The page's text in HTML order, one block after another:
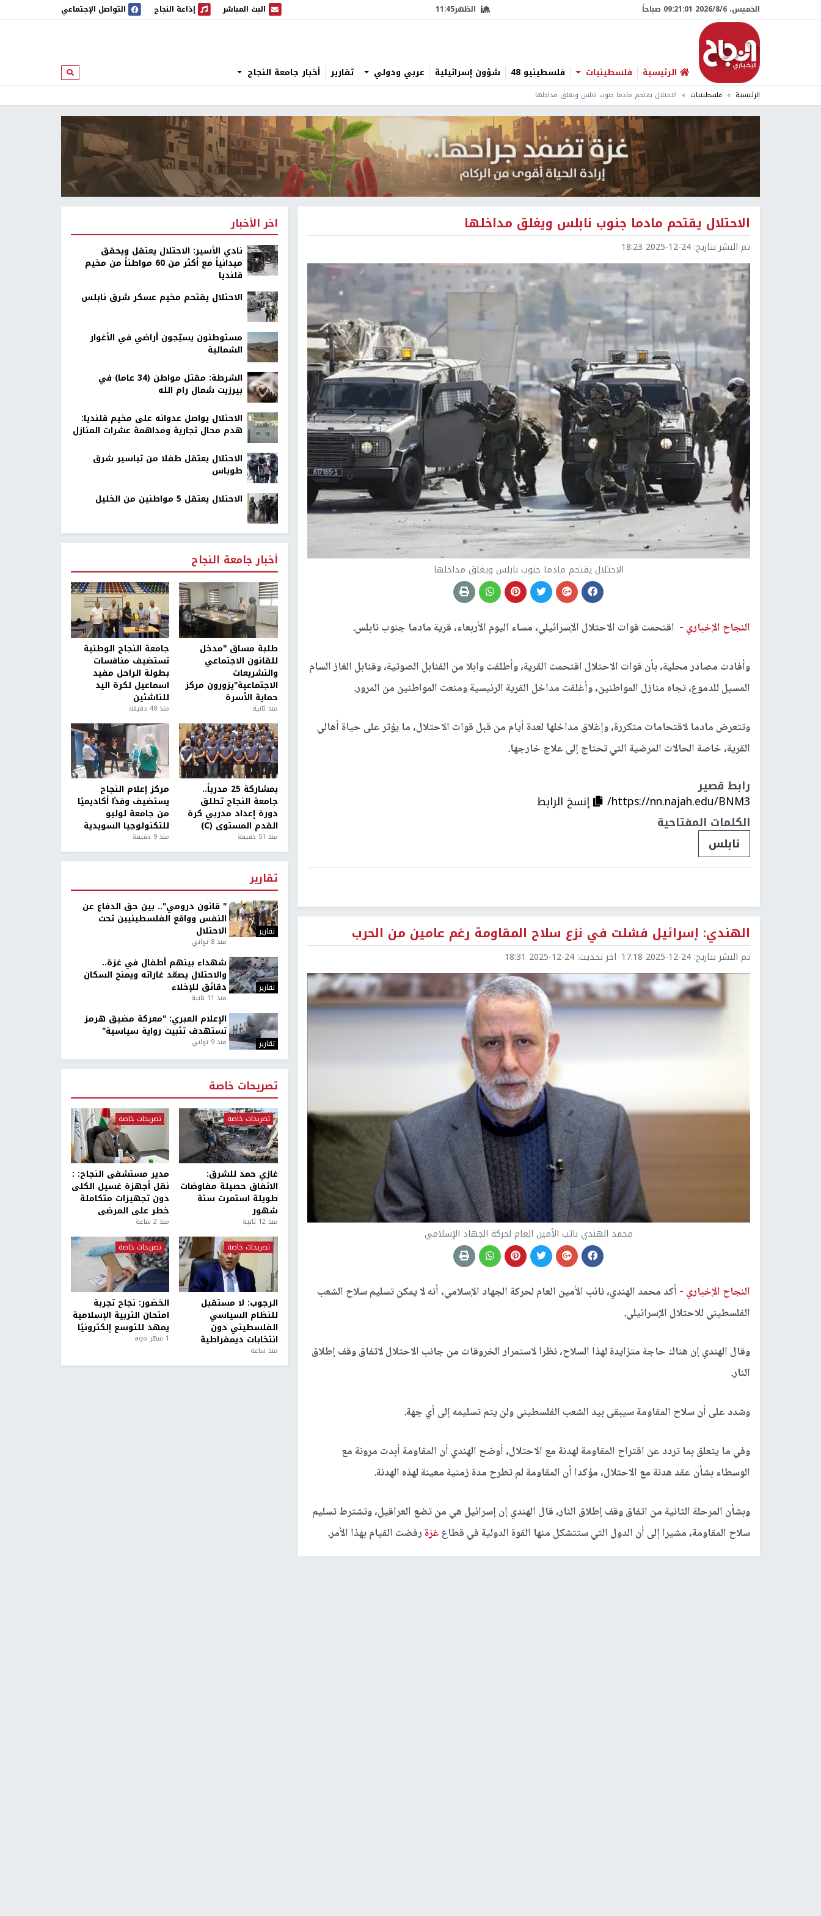
الخميس، 6/‏8/‏2026 09:21:02 صباحاً الظهر11:45 البث المباشر
البث المباشر إذاعة النجاح
إذاعة النجاح التواصل الإجتماعي
الرئيسية فلسطينيات فلسطينيو 48 شؤون إسرائيلية عربي ودولي تقارير أخبار جامعة النجاح ابحث
الرئيسية فلسطينيات الاحتلال يقتحم مادما جنوب نابلس ويغلق مداخلها
الاحتلال يقتحم مادما جنوب نابلس ويغلق مداخلها
تم النشر بتاريخ: 2025-12-24 18:23
الاحتلال يقتحم مادما جنوب نابلس ويغلق مداخلها
النجاح الإخباري - اقتحمت قوات الاحتلال الإسرائيلي، مساء اليوم الأربعاء، قرية مادما جنوب نابلس.
وأفادت مصادر محلية، بأن قوات الاحتلال اقتحمت القرية، وأطلقت وابلا من القنابل الصوتية، وقنابل الغاز السام
المسيل للدموع، تجاه منازل المواطنين، وأغلقت مداخل القرية الرئيسية ومنعت المواطنين من المرور.
وتتعرض مادما لاقتحامات متكررة، وإغلاق مداخلها لعدة أيام من قبل قوات الاحتلال، ما يؤثر على حياة أهالي
القرية، خاصة الحالات المرضية التي تحتاج إلى علاج خارجها.
رابط قصير
https://nn.najah.edu/BNM3/
إنسخ الرابط
الكلمات المفتاحية
نابلس
الهندي: إسرائيل فشلت في نزع سلاح المقاومة رغم عامين من الحرب
تم النشر بتاريخ: 2025-12-24 17:18 اخر تحديث: 2025-12-24 18:31
محمد الهندي نائب الأمين العام لحركة الجهاد الإسلامي
النجاح الإخباري - أكد محمد الهندي، نائب الأمين العام لحركة الجهاد الإسلامي، أنه لا يمكن تسليم سلاح الشعب
الفلسطيني للاحتلال الإسرائيلي.
وقال الهندي إن هناك حاجة متزايدة لهذا السلاح، نظرا لاستمرار الخروقات من جانب الاحتلال لاتفاق وقف إطلاق
النار.
وشدد على أن سلاح المقاومة سيبقى بيد الشعب الفلسطيني ولن يتم تسليمه إلى أي جهة.
وفي ما يتعلق بما تردد عن اقتراح المقاومة لهدنة مع الاحتلال، أوضح الهندي أن المقاومة أبدت مرونة مع
الوسطاء بشأن عقد هدنة مع الاحتلال، مؤكدا أن المقاومة لم تطرح مدة زمنية معينة لهذه الهدنة.
وبشأن المرحلة الثانية من اتفاق وقف إطلاق النار، قال الهندي إن إسرائيل هي من تضع العراقيل، وتشترط تسليم
سلاح المقاومة، مشيرا إلى أن الدول التي ستتشكل منها القوة الدولية في قطاع غزة رفضت القيام بهذا الأمر.
اخر الأخبار
نادي الأسير: الاحتلال يعتقل ويحقق
ميدانياً مع أكثر من 60 مواطناً من مخيم
قلنديا
الاحتلال يقتحم مخيم عسكر شرق نابلس
مستوطنون يسيّجون أراضي في الأغوار
الشمالية
الشرطة: مقتل مواطن (34 عاما) في
بيرزيت شمال رام الله
الاحتلال يواصل عدوانه على مخيم قلنديا:
هدم محال تجارية ومداهمة عشرات المنازل
الاحتلال يعتقل طفلا من تياسير شرق
طوباس
الاحتلال يعتقل 5 مواطنين من الخليل
أخبار جامعة النجاح
طلبة مساق "مدخل
للقانون الاجتماعي
والتشريعات
الاجتماعية"يزورون مركز
حماية الأسرة
منذ ثانية
جامعة النجاح الوطنية
تستضيف منافسات
بطولة الراحل مفيد
اسماعيل لكرة اليد
للناشئين
منذ 48 دقيقة
بمشاركة 25 مدرباً..
جامعة النجاح تطلق
دورة إعداد مدربي كرة
القدم المستوى (C)
منذ 51 دقيقة
مركز إعلام النجاح
يستضيف وفدًا أكاديميًا
من جامعة لوليو
للتكنولوجيا السويدية
منذ 9 دقيقة
تقارير
تقارير
" قانون درومي".. بين حق الدفاع عن
النفس وواقع الفلسطينيين تحت
الاحتلال
منذ 8 ثواني
تقارير
شهداء بينهم أطفال في غزة..
والاحتلال يصعّد غاراته ويمنح السكان
دقائق للإخلاء
منذ 11 ثانية
تقارير
الإعلام العبري: "معركة مضيق هرمز
تستهدف تثبيت رواية سياسية"
منذ 9 ثواني
تصريحات خاصة
تصريحات خاصة
غازي حمد للشرق:
الاتفاق حصيلة مفاوضات
طويلة استمرت ستة
شهور
منذ 12 ثانية
تصريحات خاصة
مدير مستشفى النجاح: :
نقل أجهزة غسيل الكلى
دون تجهيزات متكاملة
خطر على المرضى
منذ 2 ساعة
تصريحات خاصة
الرجوب: لا مستقبل
للنظام السياسي
الفلسطيني دون
انتخابات ديمقراطية
منذ ساعة
تصريحات خاصة
الخضور: نجاح تجربة
امتحان التربية الإسلامية
يمهد للتوسع إلكترونيًا
1 شهر ago